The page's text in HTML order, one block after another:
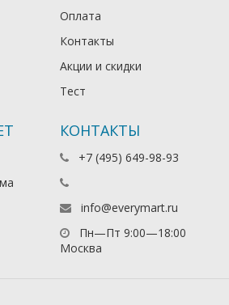
Оплата
Контакты
Акции и скидки
Тест
КОНТАКТЫ
+7 (495) 649-98-93
info@everymart.ru
Пн—Пт 9:00—18:00
Москва